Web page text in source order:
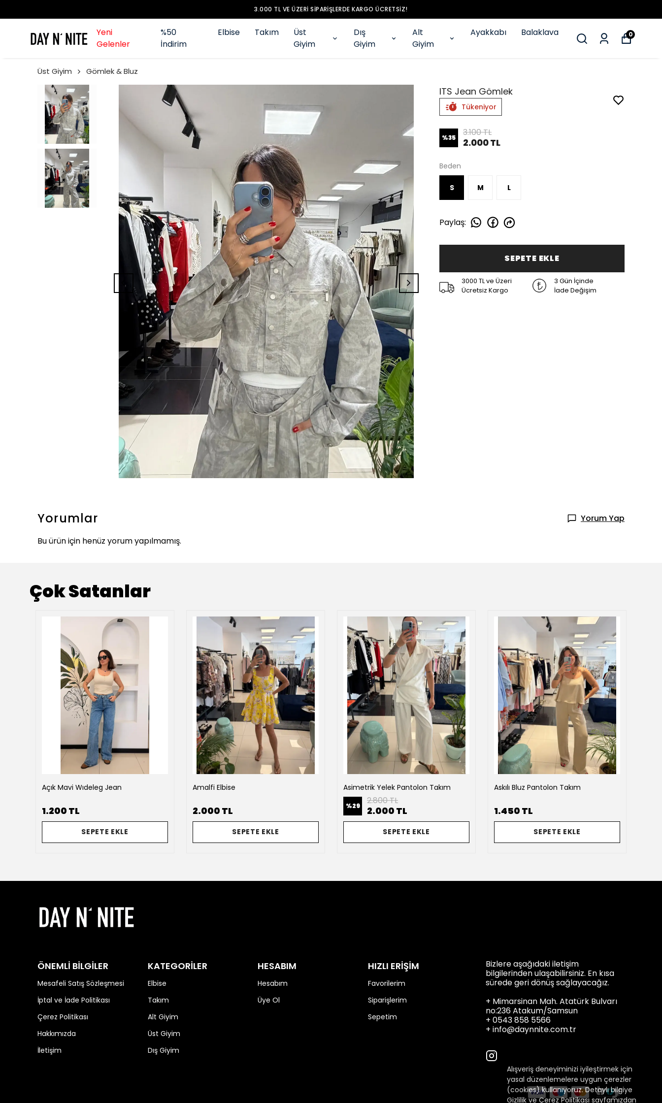
3.000 TL VE ÜZERI SIPARIŞLERDE KARGO ÜCRETSIZ!
Yeni
Gelenler
%50
İndirim
Elbise Takım
Üst
Giyim
Dış
Giyim
Alt
Giyim
Ayakkabı Balaklava 0
Alışveriş deneyiminizi iyileştirmek için
yasal düzenlemelere uygun çerezler
(cookies) kullanıyoruz. Detaylı bilgiye
Gizlilik ve Çerez Politikası sayfamızdan
Üst Giyim Gömlek & Bluz
ITS Jean Gömlek
Tükeniyor
%35 3.100 TL
2.000 TL
Beden
S M L
Paylaş:
SEPETE EKLE
3000 TL ve Üzeri
Ücretsiz Kargo
3 Gün İçinde
İade Değişim
Yorumlar
Yorum Yap
Bu ürün için henüz yorum yapılmamış.
Çok Satanlar
Açık Mavi Wıdeleg Jean
1.200 TL
SEPETE EKLE
Amalfi Elbise
2.000 TL
SEPETE EKLE
Asimetrik Yelek Pantolon Takım
%29 2.800 TL
2.000 TL
SEPETE EKLE
Askılı Bluz Pantolon Takım
1.450 TL
SEPETE EKLE
ÖNEMLİ BİLGİLER
Mesafeli Satış Sözleşmesi
İptal ve İade Politikası
Çerez Politikası
Hakkımızda
İletişim
KATEGORİLER
Elbise
Takım
Alt Giyim
Üst Giyim
Dış Giyim
HESABIM
Hesabım
Üye Ol
HIZLI ERİŞİM
Favorilerim
Siparişlerim
Sepetim
Bizlere aşağıdaki iletişim
bilgilerinden ulaşabilirsiniz. En kısa
sürede geri dönüş sağlayacağız.
+ Mimarsinan Mah. Atatürk Bulvarı
no:236 Atakum/Samsun
+ 0543 858 5566
+ info@daynnite.com.tr